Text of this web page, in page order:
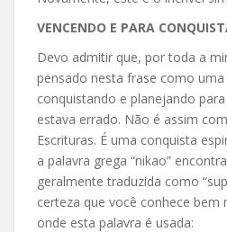
VENCENDO E PARA
Devo admitir que, por toda a
pensado nesta frase como
conquistando e planejando
estava errado. Não é assim
Escrituras. É uma conquista
a palavra grega “nikao”
geralmente traduzida como
certeza que você conhece bem
onde esta palavra é usada: